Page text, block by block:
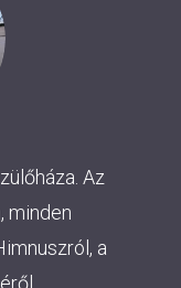
Az
minden
a